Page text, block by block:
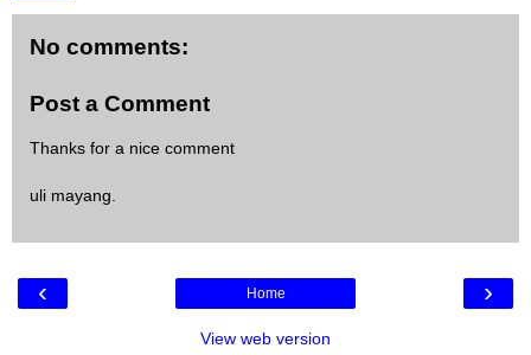
No comments:
Post a Comment
Thanks for a nice comment
uli mayang.
‹ ›
Home
View web version